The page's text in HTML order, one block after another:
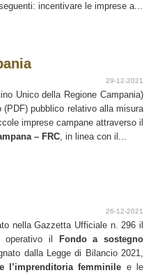
incentivare le imprese a...
29-12-2021
Unico della Regione Campania)
(PDF) pubblico relativo alla misura
imprese campane attraverso il
– FRC, in linea con il...
26-12-2021
nella Gazzetta Ufficiale n. 296 il
operativo il
Fondo a sostegno
dalla Legge di Bilancio 2021,
l’imprenditoria femminile e le